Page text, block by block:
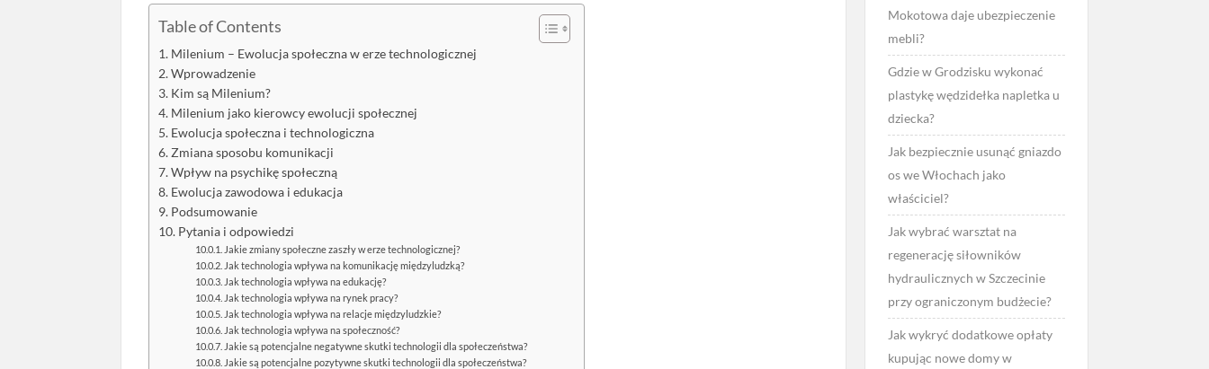
Table of Contents
Milenium – Ewolucja społeczna w erze technologicznej
Wprowadzenie
Kim są Milenium?
Milenium jako kierowcy ewolucji społecznej
Ewolucja społeczna i technologiczna
Zmiana sposobu komunikacji
Wpływ na psychikę społeczną
Ewolucja zawodowa i edukacja
Podsumowanie
Pytania i odpowiedzi
Jakie zmiany społeczne zaszły w erze technologicznej?
Jak technologia wpływa na komunikację międzyludzką?
Jak technologia wpływa na edukację?
Jak technologia wpływa na rynek pracy?
Jak technologia wpływa na relacje międzyludzkie?
Jak technologia wpływa na społeczność?
Jakie są potencjalne negatywne skutki technologii dla społeczeństwa?
Jakie są potencjalne pozytywne skutki technologii dla społeczeństwa?
Mokotowa daje ubezpieczenie
mebli?
Gdzie w Grodzisku wykonać
plastykę wędzidełka napletka u
dziecka?
Jak bezpiecznie usunąć gniazdo
os we Włochach jako
właściciel?
Jak wybrać warsztat na
regenerację siłowników
hydraulicznych w Szczecinie
przy ograniczonym budżecie?
Jak wykryć dodatkowe opłaty
kupując nowe domy w